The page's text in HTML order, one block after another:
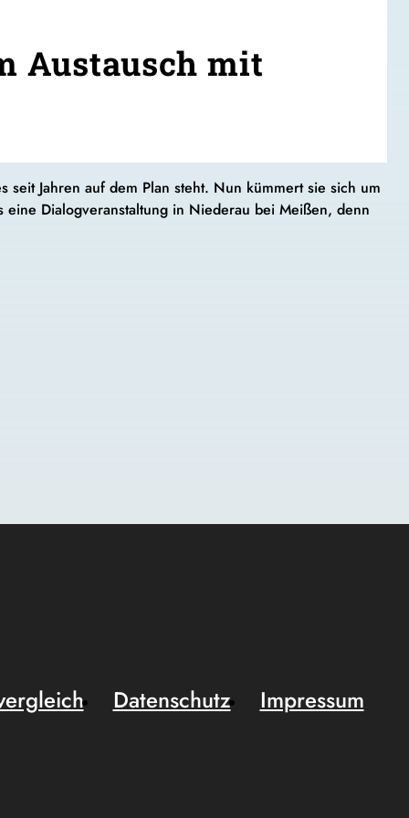
Austausch mit
Jahren auf dem Plan steht. Nun kümmert sie sich um
Dialogveranstaltung in Niederau bei Meißen, denn
Datenschutz
Impressum